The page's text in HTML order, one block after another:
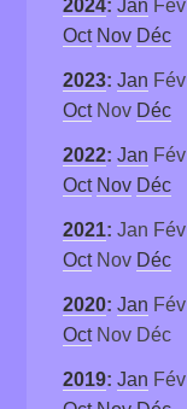
2024:Jan Fév
Oct Nov Déc
2023:Jan Fév
Oct Nov Déc
2022:Jan Fév
Oct Nov Déc
2021:Jan Fév
Oct Nov Déc
2020:Jan Fév
Oct Nov Déc
2019:Jan Fév